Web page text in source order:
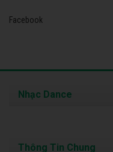
Facebook
Nhạc Dance
Thông Tin Chung